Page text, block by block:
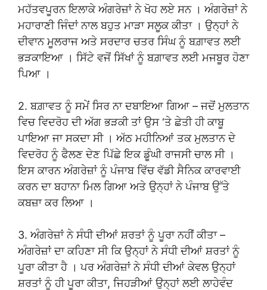
ਮਹੱਤਵਪੂਰਨ ਇਲਾਕੇ ਅੰਗਰੇਜ਼ਾਂ ਨੇ ਖੋਹ ਲਏ ਸਨ । ਅੰਗਰੇਜ਼ਾਂ ਨੇ
ਮਹਾਰਾਣੀ ਜਿੰਦਾਂ ਨਾਲ ਬਹੁਤ ਮਾੜਾ ਸਲੂਕ ਕੀਤਾ । ਉਨ੍ਹਾਂ ਨੇ
ਦੀਵਾਨ ਮੂਲਰਾਜ ਅਤੇ ਸਰਦਾਰ ਚਤਰ ਸਿੰਘ ਨੂੰ ਬਗ਼ਾਵਤ ਲਈ
ਭੜਕਾਇਆ । ਸਿੱਟੇ ਵਜੋਂ ਸਿੱਖਾਂ ਨੂੰ ਬਗ਼ਾਵਤ ਲਈ ਮਜਬੂਰ ਹੋਣਾ
ਪਿਆ ।
2. ਬਗ਼ਾਵਤ ਨੂੰ ਸਮੇਂ ਸਿਰ ਨਾ ਦਬਾਇਆ ਗਿਆ – ਜਦੋਂ ਮੁਲਤਾਨ
ਵਿਚ ਵਿਦਰੋਹ ਦੀ ਅੱਗ ਭੜਕੀ ਤਾਂ ਉਸ ‘ਤੇ ਛੇਤੀ ਹੀ ਕਾਬੂ
ਪਾਇਆ ਜਾ ਸਕਦਾ ਸੀ । ਅੱਠ ਮਹੀਨਿਆਂ ਤਕ ਮੁਲਤਾਨ ਦੇ
ਵਿਦਰੋਹ ਨੂੰ ਫੈਲਣ ਦੇਣ ਪਿੱਛੇ ਇਕ ਡੂੰਘੀ ਰਾਜਸੀ ਚਾਲ ਸੀ ।
ਇਸ ਕਾਰਨ ਅੰਗਰੇਜ਼ਾਂ ਨੂੰ ਪੰਜਾਬ ਵਿੱਚ ਵੱਡੀ ਸੈਨਿਕ ਕਾਰਵਾਈ
ਕਰਨ ਦਾ ਬਹਾਨਾ ਮਿਲ ਗਿਆ ਅਤੇ ਉਨ੍ਹਾਂ ਨੇ ਪੰਜਾਬ ਉੱਤੇ
ਕਬਜ਼ਾ ਕਰ ਲਿਆ ।
3. ਅੰਗਰੇਜ਼ਾਂ ਨੇ ਸੰਧੀ ਦੀਆਂ ਸ਼ਰਤਾਂ ਨੂੰ ਪੂਰਾ ਨਹੀਂ ਕੀਤਾ –
ਅੰਗਰੇਜ਼ਾਂ ਦਾ ਕਹਿਣਾ ਸੀ ਕਿ ਉਨ੍ਹਾਂ ਨੇ ਸੰਧੀ ਦੀਆਂ ਸ਼ਰਤਾਂ ਨੂੰ
ਪੂਰਾ ਕੀਤਾ ਹੈ । ਪਰ ਅੰਗਰੇਜ਼ਾਂ ਨੇ ਸੰਧੀ ਦੀਆਂ ਕੇਵਲ ਉਨ੍ਹਾਂ
ਸ਼ਰਤਾਂ ਨੂੰ ਹੀ ਪੂਰਾ ਕੀਤਾ, ਜਿਹੜੀਆਂ ਉਨ੍ਹਾਂ ਲਈ ਲਾਹੇਵੰਦ